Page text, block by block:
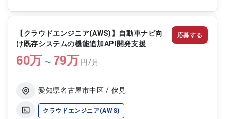
ら検証、リリースまでの工程に携わる移行フェーズ
境からAWS基盤への移転設計をご担当いただきます
・EC2、ECS、RDSを用いたクラウド環境構築を実
施いただきます ・詳細設計および移行設計をご担
当いただきます ・移行後の検証およびテストを実
ご担当いただきます
【クラウドエンジニア(AWS)】自動車ナビ向
け既存システムの機能追加API開発支援
60万 〜 79万 円/月
愛知県名古屋市中区 / 伏見
クラウドエンジニア(AWS)
応募する